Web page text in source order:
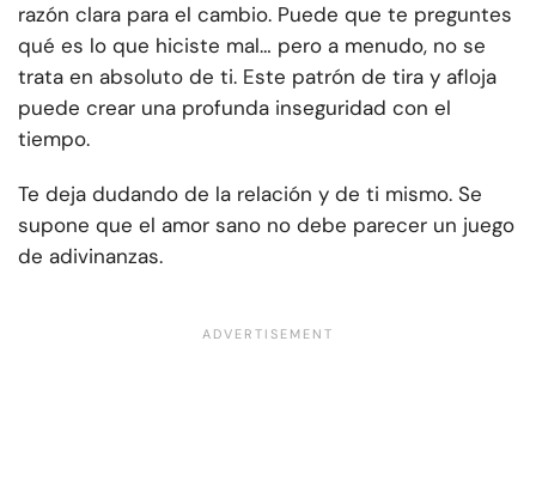
razón clara para el cambio. Puede que te preguntes
qué es lo que hiciste mal… pero a menudo, no se
trata en absoluto de ti. Este patrón de tira y afloja
puede crear una profunda inseguridad con el
tiempo.
Te deja dudando de la relación y de ti mismo. Se
supone que el amor sano no debe parecer un juego
de adivinanzas.